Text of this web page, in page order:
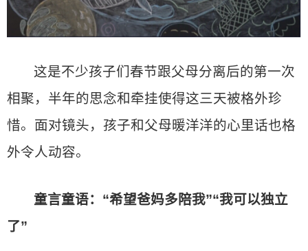
这是不少孩子们春节跟父母分离后的第一次
相聚，半年的思念和牵挂使得这三天被格外珍
惜。面对镜头，孩子和父母暖洋洋的心里话也格
外令人动容。
童言童语： “希望爸妈多陪我”“我可以独立
了”